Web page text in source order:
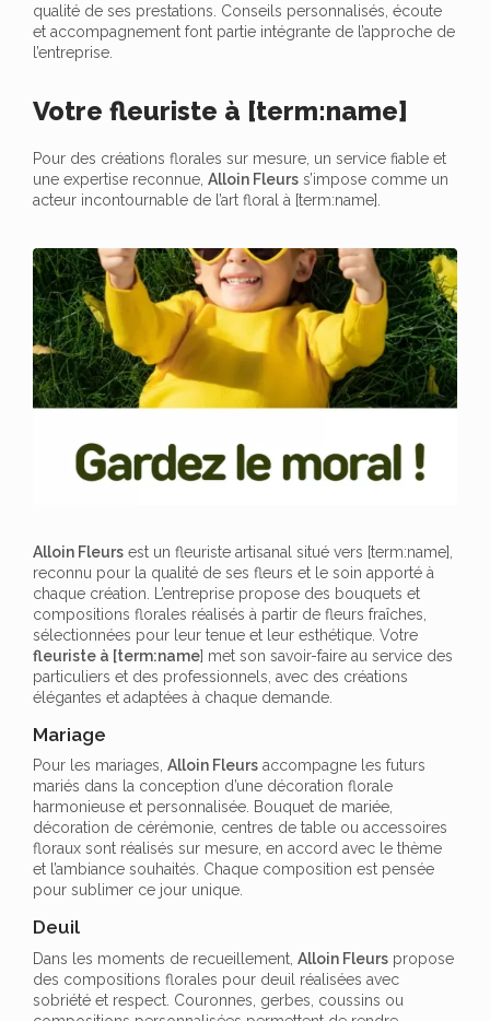
qualité de ses prestations. Conseils personnalisés, écoute
et accompagnement font partie intégrante de l’approche de
l’entreprise.
Votre fleuriste à [term:name]
Pour des créations florales sur mesure, un service fiable et
une expertise reconnue, Alloin Fleurs s’impose comme un
acteur incontournable de l’art floral à [term:name].
Alloin Fleurs est un fleuriste artisanal situé vers [term:name],
reconnu pour la qualité de ses fleurs et le soin apporté à
chaque création. L’entreprise propose des bouquets et
compositions florales réalisés à partir de fleurs fraîches,
sélectionnées pour leur tenue et leur esthétique. Votre
fleuriste à [term:name] met son savoir-faire au service des
particuliers et des professionnels, avec des créations
élégantes et adaptées à chaque demande.
Mariage
Pour les mariages, Alloin Fleurs accompagne les futurs
mariés dans la conception d’une décoration florale
harmonieuse et personnalisée. Bouquet de mariée,
décoration de cérémonie, centres de table ou accessoires
floraux sont réalisés sur mesure, en accord avec le thème
et l’ambiance souhaités. Chaque composition est pensée
pour sublimer ce jour unique.
Deuil
Dans les moments de recueillement, Alloin Fleurs propose
des compositions florales pour deuil réalisées avec
sobriété et respect. Couronnes, gerbes, coussins ou